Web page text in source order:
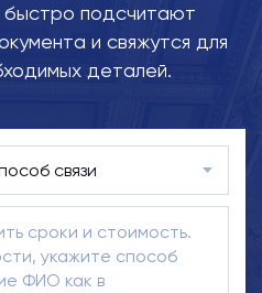
подсчитают
и свяжутся для
деталей.